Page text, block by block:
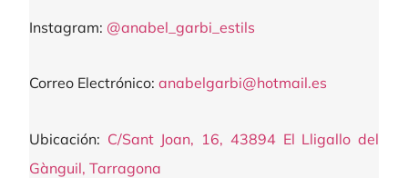
Instagram: @anabel_garbi_estils
Correo Electrónico: anabelgarbi@hotmail.es
Ubicación: C/Sant Joan, 16, 43894 El Lligallo del
Gànguil, Tarragona